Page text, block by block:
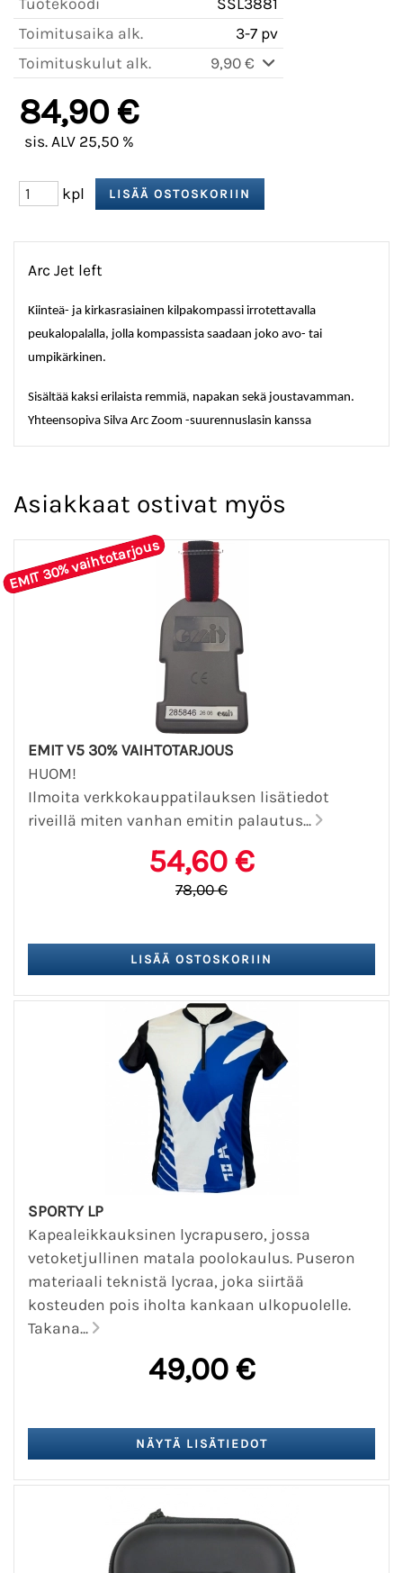
Tuotekoodi
SSL3881
Toimitusaika alk.
3-7 pv
Toimituskulut alk.
9,90 €
84,90 €
sis. ALV 25,50 %
kpl
Arc Jet left
Kiinteä- ja kirkasrasiainen kilpakompassi irrotettavalla
peukalopalalla, jolla kompassista saadaan joko avo- tai
umpikärkinen.
Sisältää kaksi erilaista remmiä, napakan sekä joustavamman.
Yhteensopiva Silva Arc Zoom -suurennuslasin kanssa
Asiakkaat ostivat myös
EMIT 30% vaihtotarjous
EMIT V5 30% VAIHTOTARJOUS
HUOM!
Ilmoita verkkokauppatilauksen lisätiedot
riveillä miten vanhan emitin palautus...
54,60 €
78,00 €
SPORTY LP
Kapealeikkauksinen lycrapusero, jossa
vetoketjullinen matala poolokaulus. Puseron
materiaali teknistä lycraa, joka siirtää
kosteuden pois iholta kankaan ulkopuolelle.
Takana...
49,00 €